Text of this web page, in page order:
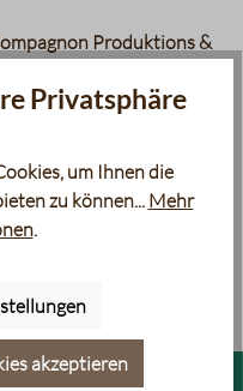
Produktions &
Privatsphäre
um Ihnen die
zu können... Mehr
.
akzeptieren